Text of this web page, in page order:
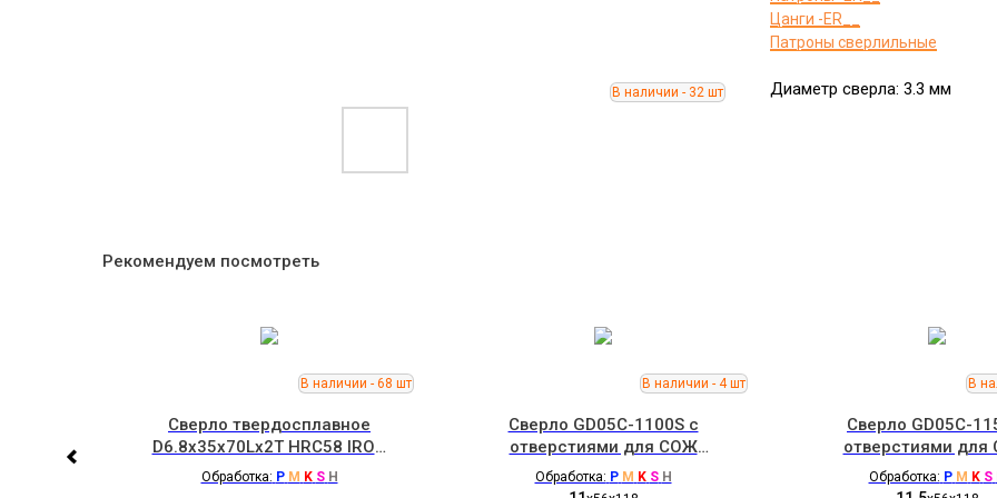
Цанги -ER__
Патроны сверлильные
Диаметр сверла: 3.3 мм
Рекомендуем посмотреть
Сверло твердосплавное
D6.8x35x70Lx2T HRC58 IRON
ROOT
Обработка: P M K S H
Сверло GD05C-1100S с
отверстиями для СОЖ
ZCC.CT
Обработка: P M K S H
Сверло GD05C-
отверстиями
ZCC.CT
Обработка: P M K S